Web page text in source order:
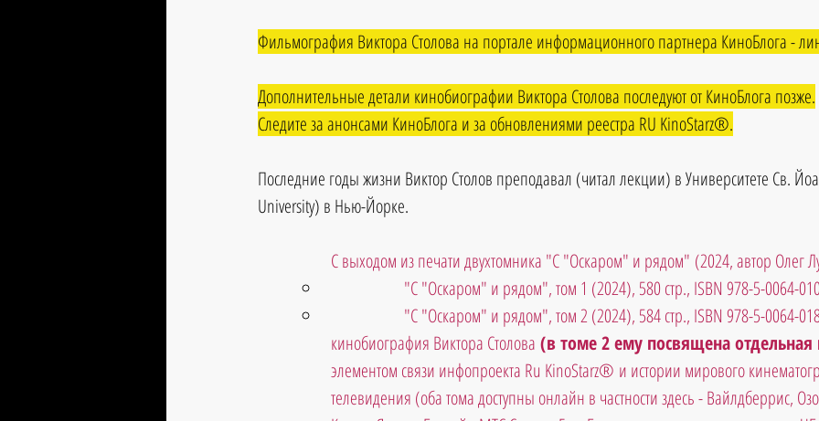
Фильмография Виктора Столова на портале информационного партнера КиноБлога -
Дополнительные детали кинобиографии Виктора Столова последуют от КиноБлога позже.
Следите за анонсами КиноБлога и за обновлениями реестра RU KinoStarz®.
Последние годы жизни Виктор Столов преподавал (читал лекции) в Университете Св.
University) в Нью-Йорке.
С выходом из печати двухтомника "С "Оскаром" и рядом" (2024, автор Олег
"С "Оскаром" и рядом", том 1 (2024), 580 стр., ISBN 978-5-0064-
"С "Оскаром" и рядом", том 2 (2024), 584 стр., ISBN 978-5-0064-
кинобиография Виктора Столова (в томе 2 ему посвящена отдельная
элементом связи инфопроекта Ru KinoStarz® и истории мирового
телевидения (оба тома доступны онлайн в частности здесь - Вайлдберрис,